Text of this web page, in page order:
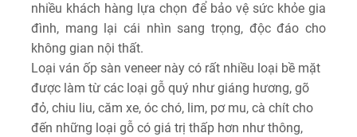
nhiều khách hàng lựa chọn để bảo vệ sức khỏe gia
đình, mang lại cái nhìn sang trọng, độc đáo cho
không gian nội thất.
Loại ván ốp sàn veneer này có rất nhiều loại bề mặt
được làm từ các loại gỗ quý như giáng hương, gõ
đỏ, chiu liu, căm xe, óc chó, lim, pơ mu, cà chít cho
đến những loại gỗ có giá trị thấp hơn như thông,